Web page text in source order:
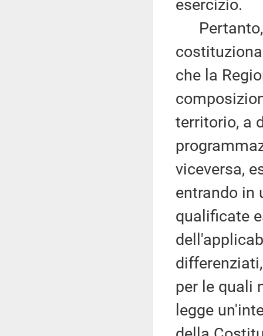
esercizio.
Pertanto,
che la
territorio, a
viceversa,
entrando in
qualificate
per le quali
legge